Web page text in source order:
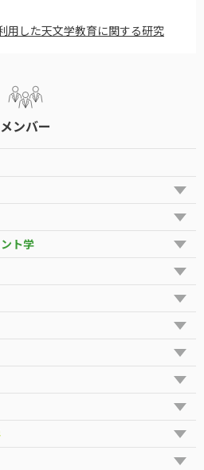
用した天文学教育に関する研究
メンバー
ト学